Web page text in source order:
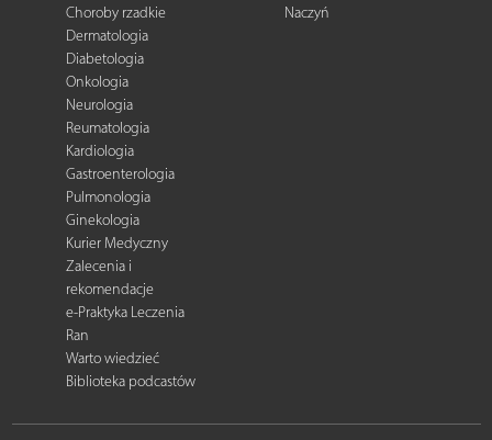
Choroby rzadkie
Dermatologia
Diabetologia
Onkologia
Neurologia
Reumatologia
Kardiologia
Gastroenterologia
Pulmonologia
Ginekologia
Kurier Medyczny
Zalecenia i
rekomendacje
e-Praktyka Leczenia
Ran
Warto wiedzieć
Biblioteka podcastów
Naczyń